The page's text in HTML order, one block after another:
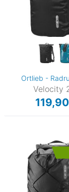
Ortlieb -
Velocity